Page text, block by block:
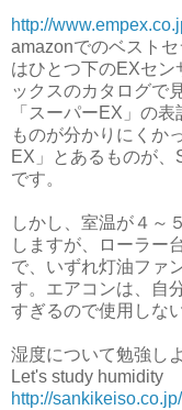
http://
amazonでのベスト
はひとつ下のEXセ
ックスのカタログで
「スーパーEX」の
ものが分かりにくか
EX」とあるものが、
です。
しかし、室温が４～
しますが、ローラー
で、いずれ灯油ファ
す。エアコンは、自
すぎるので使用しな
湿度について勉強し
Let's study humidity
http://